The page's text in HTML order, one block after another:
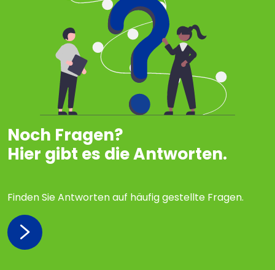
Noch Fragen?
Hier gibt es die Antworten.
Finden Sie Antworten auf häufig gestellte Fragen.